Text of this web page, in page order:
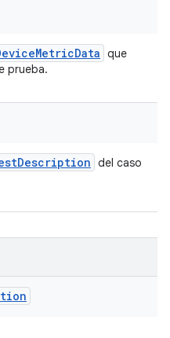
MetricData que
prueba.
Description del caso